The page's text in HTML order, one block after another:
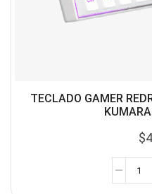
TECLADO GAMER
$